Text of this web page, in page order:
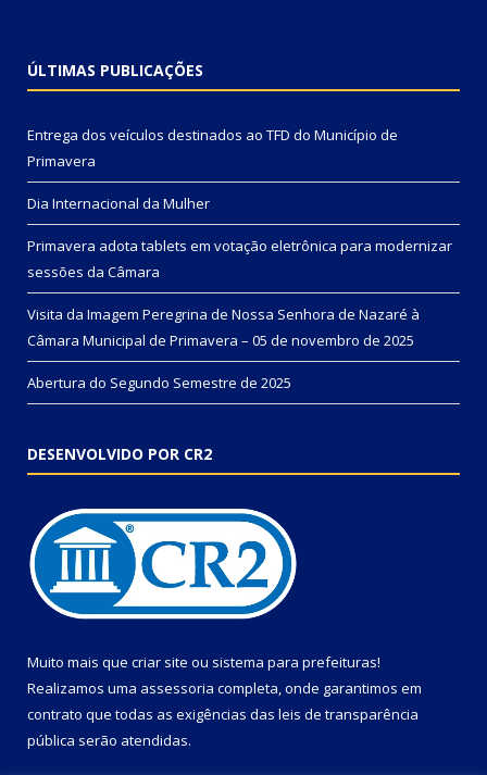
ÚLTIMAS PUBLICAÇÕES
Entrega dos veículos destinados ao TFD do Município de
Primavera
Dia Internacional da Mulher
Primavera adota tablets em votação eletrônica para modernizar
sessões da Câmara
Visita da Imagem Peregrina de Nossa Senhora de Nazaré à
Câmara Municipal de Primavera – 05 de novembro de 2025
Abertura do Segundo Semestre de 2025
DESENVOLVIDO POR CR2
Muito mais que criar site ou sistema para prefeituras!
Realizamos uma assessoria completa, onde garantimos em
contrato que todas as exigências das leis de transparência
pública serão atendidas.